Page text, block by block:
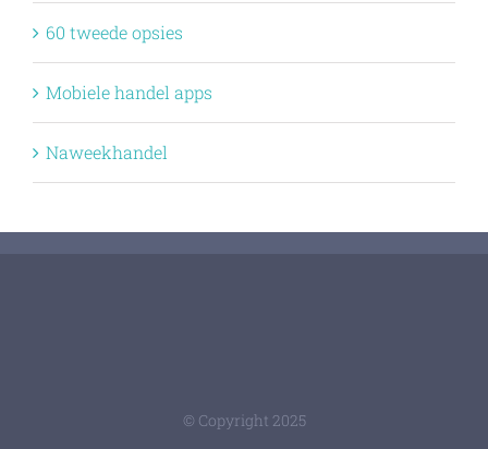
60 tweede opsies
Mobiele handel apps
Naweekhandel
© Copyright 2025